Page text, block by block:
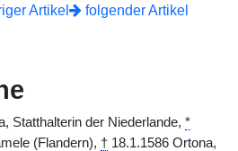
Artikel folgender Artikel
Statthalterin der Niederlande, *
(Flandern), † 18.1.1586 Ortona,